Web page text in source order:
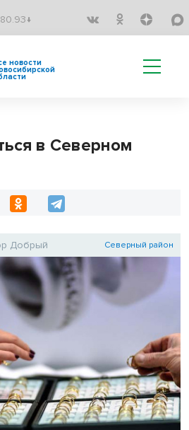
новости
в Северном
Добрый Северный район